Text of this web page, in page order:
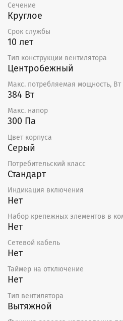
Сечение
Круглое
Срок службы
10 лет
Тип конструкции вентилятора
Центробежный
Макс. потребляемая мощность, Вт
384 Вт
Макс. напор
300 Па
Цвет корпуса
Серый
Потребительский класс
Стандарт
Индикация включения
Нет
Набор крепежных элементов в
Нет
Сетевой кабель
Нет
Таймер на отключение
Нет
Тип вентилятора
Вытяжной